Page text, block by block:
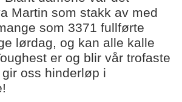
Martin som stakk av med
som 3371 fullførte
lørdag, og kan alle kalle
er og blir vår trofaste
oss hinderløp i